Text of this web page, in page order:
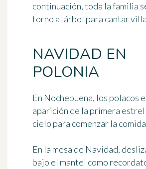
continuación, toda la familia
torno al árbol para cantar
NAVIDAD EN
POLONIA
En Nochebuena, los polacos
aparición de la primera
cielo para comenzar la
En la mesa de Navidad,
bajo el mantel como